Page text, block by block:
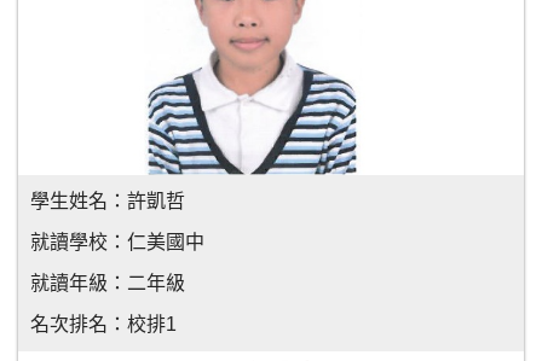
學生姓名： 許凱哲
就讀學校： 仁美國中
就讀年級： 二年級
名次排名： 校排1